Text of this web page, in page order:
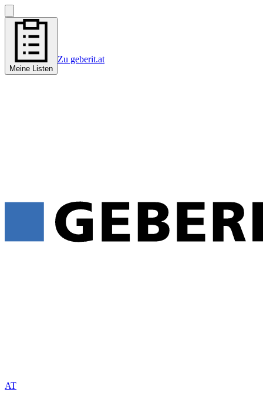
Meine Listen
Zu geberit.at
AT